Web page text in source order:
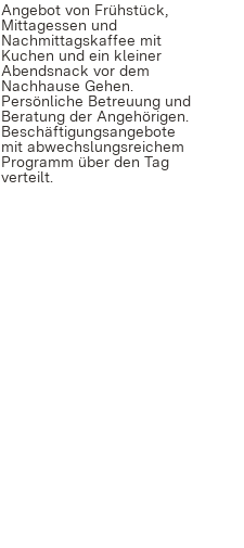
Angebot von Frühstück,
Mittagessen und
Nachmittagskaffee mit
Kuchen und ein kleiner
Abendsnack vor dem
Nachhause Gehen.
Persönliche Betreuung und
Beratung der Angehörigen.
Beschäftigungsangebote
mit abwechslungsreichem
Programm über den Tag
verteilt.